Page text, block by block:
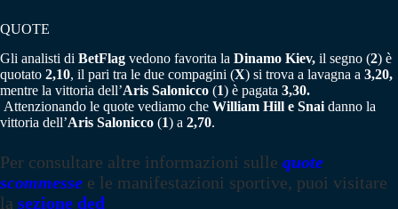
QUOTE
Gli analisti di BetFlag vedono favorita la Dinamo Kiev, il segno (2) è
quotato 2,10, il pari tra le due compagini (X) si trova a lavagna a 3,20,
mentre la vittoria dell’Aris Salonicco (1) è pagata 3,30.
Attenzionando le quote vediamo che William Hill e Snai danno la
vittoria dell’Aris Salonicco (1) a 2,70.
Per consultare altre informazioni sulle quote
scommesse e le manifestazioni sportive, puoi visitare
la sezione ded